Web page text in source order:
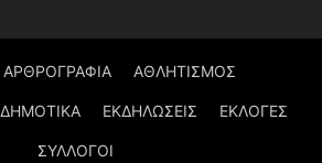
ΑΡΘΡΟΓΡΑΦΙΑ ΑΘΛΗΤΙΣΜΟΣ
ΔΗΜΟΤΙΚΑ ΕΚΔΗΛΩΣΕΙΣ ΕΚΛΟΓΕΣ
ΣΥΛΛΟΓΟΙ